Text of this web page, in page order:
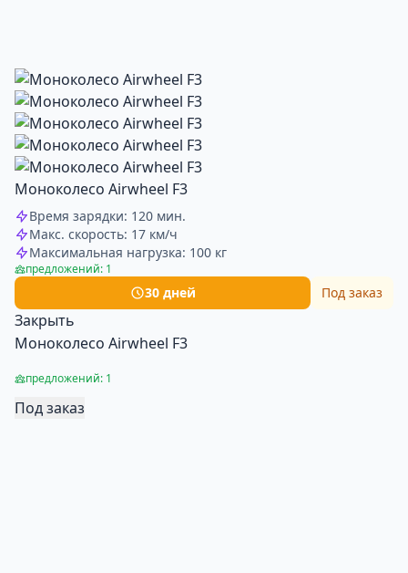
Моноколесо Airwheel F3
Время зарядки: 120 мин.
Макс. скорость: 17 км/ч
Максимальная нагрузка: 100 кг
предложений: 1
30 дней Под заказ
Закрыть
Моноколесо Airwheel F3
предложений: 1
Под заказ